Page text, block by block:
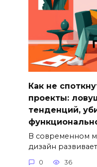
Как не
проекты:
тенденций,
В современном
дизайн
0 36